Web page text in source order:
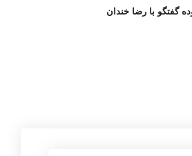
گفتگو با رضا خندان